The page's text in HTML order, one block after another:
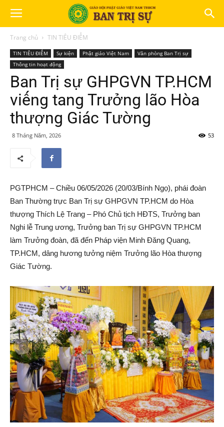
Trang chủ TIN TIÊU ĐIỂM
TIN TIÊU ĐIỂM Sự kiện Phật giáo Việt Nam
Văn phòng Ban Trị sự
Thông tin hoạt động
Ban Trị sự GHPGVN TP.HCM
viếng tang Trưởng lão Hòa
thượng Giác Tường
8 Tháng Năm, 2026 53
PGTPHCM – Chiều 06/05/2026 (20/03/Bính Ngọ), phái đoàn
Ban Thường trực Ban Trị sự GHPGVN TP.HCM do Hòa
thượng Thích Lệ Trang – Phó Chủ tịch HĐTS, Trưởng ban
Nghi lễ Trung ương, Trưởng ban Trị sự GHPGVN TP.HCM
làm Trưởng đoàn, đã đến Pháp viện Minh Đăng Quang,
TP.HCM, dâng hương tưởng niệm Trưởng lão Hòa thượng
Giác Tường.